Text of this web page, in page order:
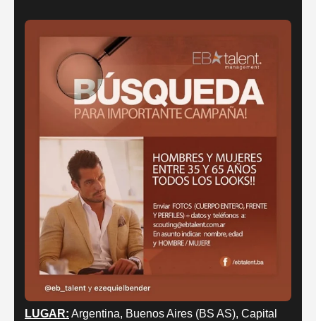
LUGAR: Argentina, Buenos Aires (BS AS), Capital